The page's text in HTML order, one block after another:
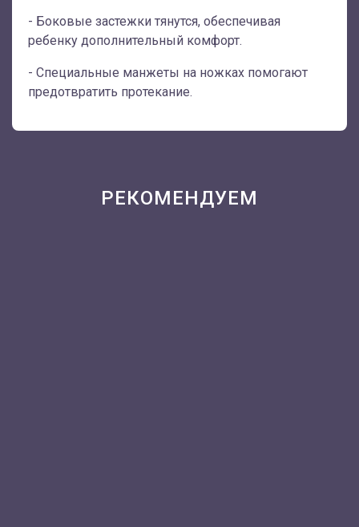
- Боковые застежки тянутся, обеспечивая
ребенку дополнительный комфорт.
- Специальные манжеты на ножках помогают
предотвратить протекание.
РЕКОМЕНДУЕМ